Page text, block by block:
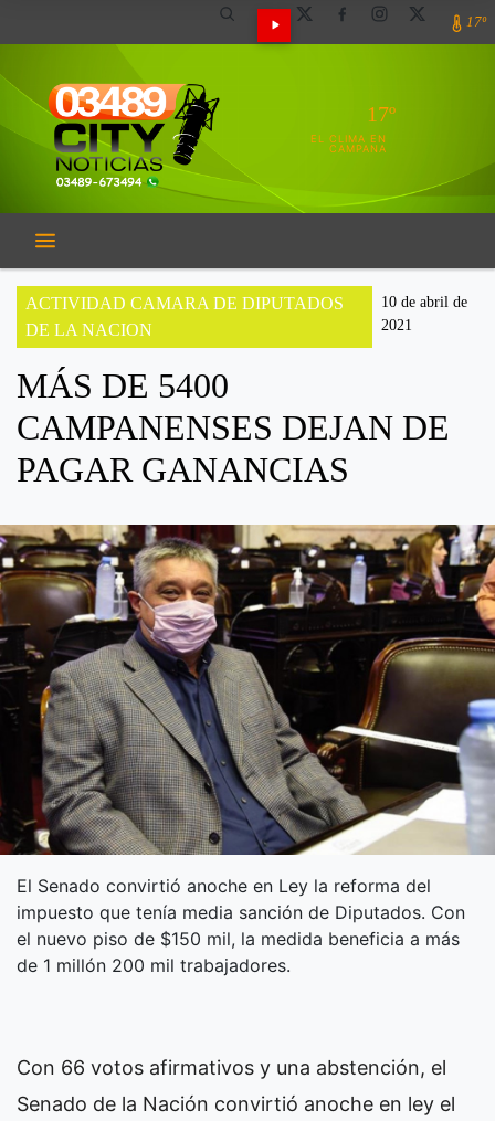
17º
17º
EL CLIMA EN
CAMPANA
ACTIVIDAD CAMARA DE DIPUTADOS
DE LA NACION
10 de abril de
2021
MÁS DE 5400
CAMPANENSES DEJAN DE
PAGAR GANANCIAS
El Senado convirtió anoche en Ley la reforma del
impuesto que tenía media sanción de Diputados. Con
el nuevo piso de $150 mil, la medida beneficia a más
de 1 millón 200 mil trabajadores.
Con 66 votos afirmativos y una abstención, el
Senado de la Nación convirtió anoche en ley el